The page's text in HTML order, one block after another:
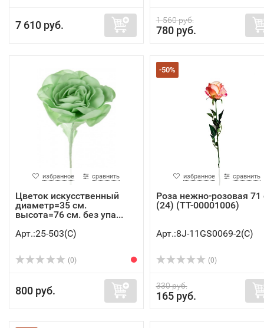
7 610 руб. 1 560 руб.
780 руб.
избранное сравнить
Цветок искусственный
диаметр=35 см.
высота=76 см. без упа...
Арт.:25-503(C)
(0)
800 руб.
-50%
избранное сравнить
Роза нежно-розовая 71
(24) (TT-00001006)
Арт.:8J-11GS0069-2(C)
(0)
330 руб.
165 руб.